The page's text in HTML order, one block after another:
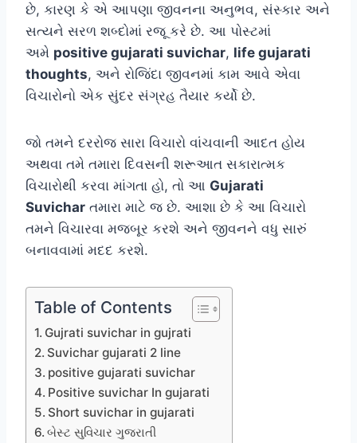
છે, કારણ કે એ આપણા જીવનના અનુભવ, સંસ્કાર અને
સત્યને સરળ શબ્દોમાં રજૂ કરે છે. આ પોસ્ટમાં
અમે positive gujarati suvichar, life gujarati
thoughts, અને રોજિંદા જીવનમાં કામ આવે એવા
વિચારોનો એક સુંદર સંગ્રહ તૈયાર કર્યો છે.
જો તમને દરરોજ સારા વિચારો વાંચવાની આદત હોય
અથવા તમે તમારા દિવસની શરૂઆત સકારાત્મક
વિચારોથી કરવા માંગતા હો, તો આ Gujarati
Suvichar તમારા માટે જ છે. આશા છે કે આ વિચારો
તમને વિચારવા મજબૂર કરશે અને જીવનને વધુ સારું
બનાવવામાં મદદ કરશે.
Table of Contents
Gujrati suvichar in gujrati
Suvichar gujarati 2 line
positive gujarati suvichar
Positive suvichar In gujarati
Short suvichar in gujarati
બેસ્ટ સુવિચાર ગુજરાતી